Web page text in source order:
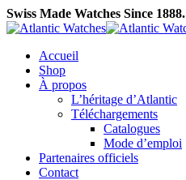
Swiss Made Watches Since 1888.
Accueil
Shop
À propos
L’héritage d’Atlantic
Téléchargements
Catalogues
Mode d’emploi
Partenaires officiels
Contact